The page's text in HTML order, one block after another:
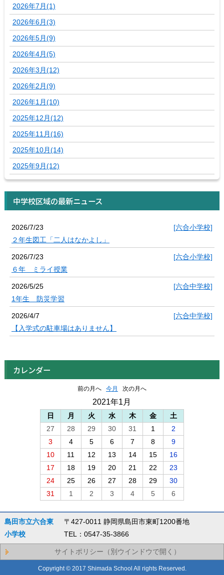
2026年7月(1)
2026年6月(3)
2026年5月(9)
2026年4月(5)
2026年3月(12)
2026年2月(9)
2026年1月(10)
2025年12月(12)
2025年11月(16)
2025年10月(14)
2025年9月(12)
中学校区域の最新ニュース
2026/7/23
[六合小学校]
２年生図工「二人はなかよし」
2026/7/23
[六合小学校]
６年 ミライ授業
2026/5/25
[六合中学校]
1年生 防災学習
2026/4/7
[六合中学校]
【入学式の駐車場はありません】
カレンダー
前の月へ 今月 次の月へ
2021年1月
日 月 火 水 木 金
土
27
28 29 30 31 1
2
3
4 5 6 7 8
9
10
11 12 13 14 15
16
17
18 19 20 21 22
23
24
25 26 27 28 29
30
31
1 2 3 4 5 6
島田市立六合東
小学校
〒427-0011 静岡県島田市東町1200番地
TEL：0547-35-3866
サイトポリシー（別ウインドウで開く）
Copyright © 2017 Shimada School All rights Reserved.